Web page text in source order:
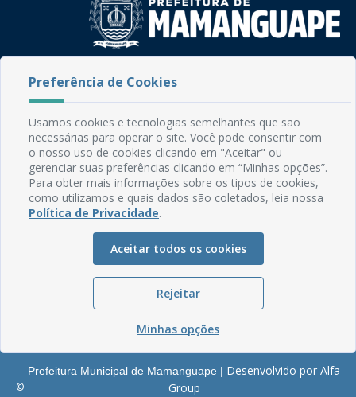
CEP: 58.280-000 - Mamanguape/PB
Email: comunicacao@mamanguape.pb.gov.br
Expediente: Segunda à Sexta, das 08h às 13h
Mapa do Site
Perguntas frequentes
Glossário
Serviços Internos
©
Prefeitura Municipal de Mamanguape | Desenvolvido por Alfa
Group
Preferência de Cookies
Usamos cookies e tecnologias semelhantes que são
necessárias para operar o site. Você pode consentir com
o nosso uso de cookies clicando em "Aceitar" ou
gerenciar suas preferências clicando em “Minhas opções”.
Para obter mais informações sobre os tipos de cookies,
como utilizamos e quais dados são coletados, leia nossa
Política de Privacidade.
Aceitar todos os cookies
Rejeitar
Minhas opções